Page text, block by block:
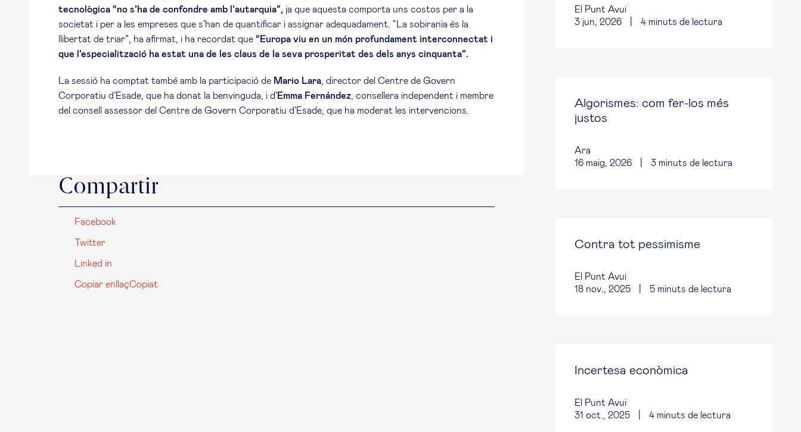
tecnològica “no s’ha de confondre amb l’autarquia”, ja que aquesta comporta uns costos per a la
societat i per a les empreses que s’han de quantificar i assignar adequadament. “La sobirania és la
llibertat de triar”, ha afirmat, i ha recordat que “Europa viu en un món profundament interconnectat i
que l’especialització ha estat una de les claus de la seva prosperitat des dels anys cinquanta”.
La sessió ha comptat també amb la participació de Mario Lara , director del Centre de Govern
Corporatiu d’Esade, que ha donat la benvinguda, i d’Emma Fernández , consellera independent i membre
del consell assessor del Centre de Govern Corporatiu d’Esade, que ha moderat les intervencions.
Compartir
Facebook
Twitter
Linked in
Copiar enllaçCopiat
El Punt Avui
3 jun, 2026
4 minuts de lectura
Algorismes: com fer-los més
justos
Ara
16 maig, 2026
3 minuts de lectura
Contra tot pessimisme
El Punt Avui
18 nov., 2025
5 minuts de lectura
Incertesa econòmica
El Punt Avui
31 oct., 2025
4 minuts de lectura